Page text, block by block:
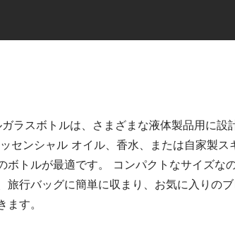
ラスボトルは、さまざまな液体製品用に設
センシャル オイル、香水、または自家製ス
ボトルが最適です。 コンパクトなサイズな
旅行バッグに簡単に収まり、お気に入りの
す。